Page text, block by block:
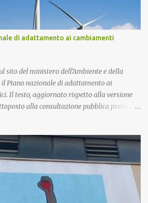
di adattamento ai cambiamenti
sito del ministero dell’Ambiente e della
il Piano nazionale di adattamento ai
Il testo, aggiornato rispetto alla versione
alla consultazione pubblica prevista
azioni volte a ridurre al minimo i
climatici, migliorare la capacità
naturali, sociali ed economici, nonchè
eventuali opportunità che si potranno
condizioni climatiche. La proposta di
alle Regioni nel corso di due riunioni